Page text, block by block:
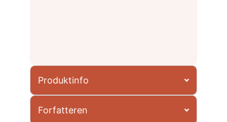
Produktinfo
Forfatteren